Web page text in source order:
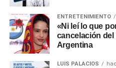
El inicio del segundo tiempo
más presencia en el campo
pero sin poder molestar y ser
local Éverson.
ENTRETENIMIENTO
«Ni leí lo que
cancelación
Argentina
LUIS PALACIOS